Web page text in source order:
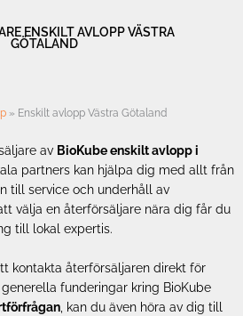
ENSKILT AVLOPP VÄSTRA
GÖTALAND
» Enskilt avlopp Västra Götaland
av BioKube enskilt avlopp i
partners kan hjälpa dig med allt från
till service och underhåll av
välja en återförsäljare nära dig får du
till lokal expertis.
kontakta återförsäljaren direkt för
funderingar kring BioKube
, kan du även höra av dig till